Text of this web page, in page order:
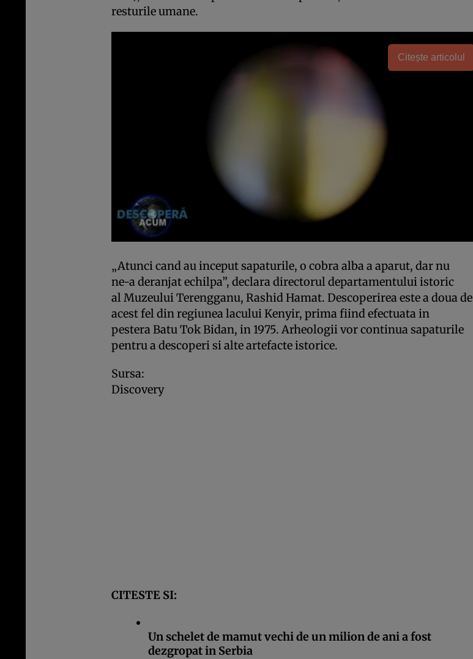
resturile umane.
Citește articolul
„Atunci cand au inceput sapaturile, o cobra alba a aparut, dar nu
ne-a deranjat echilpa”, declara directorul departamentului istoric
al Muzeului Terengganu, Rashid Hamat. Descoperirea este a doua de
acest fel din regiunea lacului Kenyir, prima fiind efectuata in
pestera Batu Tok Bidan, in 1975. Arheologii vor continua sapaturile
pentru a descoperi si alte artefacte istorice.
Sursa:
Discovery
CITESTE SI:
Un schelet de mamut vechi de un milion de ani a fost
dezgropat in Serbia